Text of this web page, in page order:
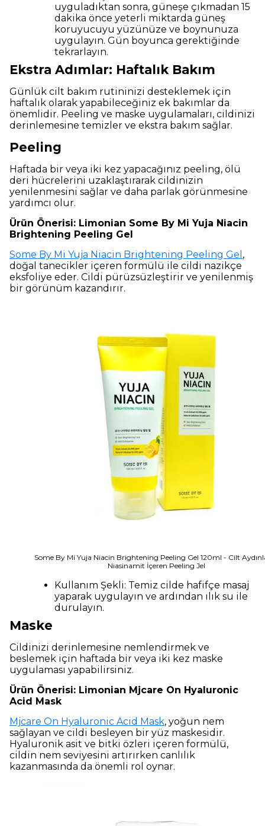
uyguladıktan sonra, güneşe çıkmadan 15
dakika önce yeterli miktarda güneş
koruyucuyu yüzünüze ve boynunuza
uygulayın. Gün boyunca gerektiğinde
tekrarlayın.
Ekstra Adımlar: Haftalık Bakım
Günlük cilt bakım rutininizi desteklemek için
haftalık olarak yapabileceğiniz ek bakımlar da
önemlidir. Peeling ve maske uygulamaları, cildinizi
derinlemesine temizler ve ekstra bakım sağlar.
Peeling
Haftada bir veya iki kez yapacağınız peeling, ölü
deri hücrelerini uzaklaştırarak cildinizin
yenilenmesini sağlar ve daha parlak görünmesine
yardımcı olur.
Ürün Önerisi: Limonian Some By Mi Yuja Niacin
Brightening Peeling Gel
Some By Mi Yuja Niacin Brightening Peeling Gel ,
doğal tanecikler içeren formülü ile cildi nazikçe
eksfoliye eder. Cildi pürüzsüzleştirir ve yenilenmiş
bir görünüm kazandırır.
Some By Mi Yuja Niacin Brightening Peeling Gel 120ml - Cilt
Niasinamit İçeren Peeling Jel
Kullanım Şekli: Temiz cilde hafifçe masaj
yaparak uygulayın ve ardından ılık su ile
durulayın.
Maske
Cildinizi derinlemesine nemlendirmek ve
beslemek için haftada bir veya iki kez maske
uygulaması yapabilirsiniz.
Ürün Önerisi: Limonian Mjcare On Hyaluronic
Acid Mask
Mjcare On Hyaluronic Acid Mask, yoğun nem
sağlayan ve cildi besleyen bir yüz maskesidir.
Hyaluronik asit ve bitki özleri içeren formülü,
cildin nem seviyesini artırırken canlılık
kazanmasında da önemli rol oynar.